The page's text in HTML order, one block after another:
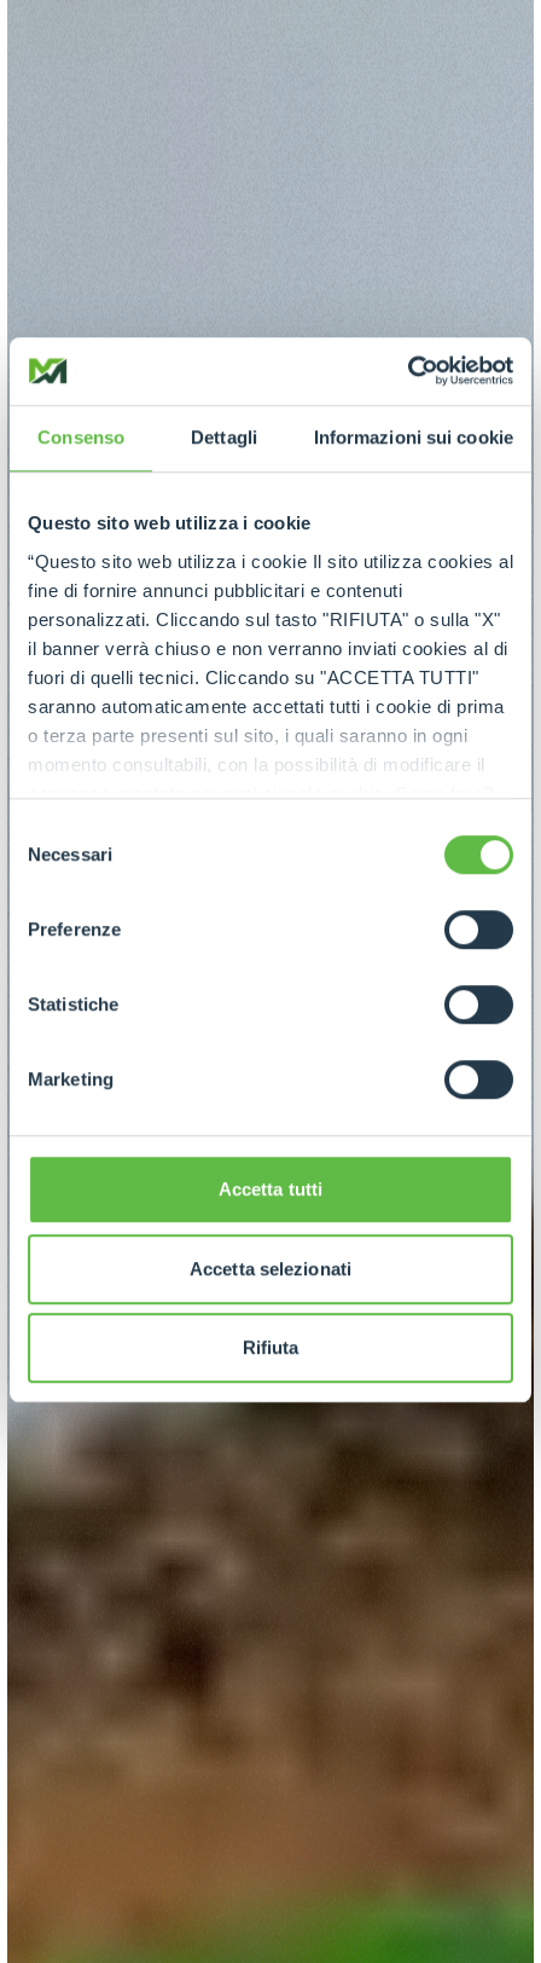
Consenso Dettagli Informazioni sui cookie
Questo sito web utilizza i cookie
“Questo sito web utilizza i cookie Il sito utilizza cookies al
fine di fornire annunci pubblicitari e contenuti
personalizzati. Cliccando sul tasto "RIFIUTA" o sulla "X"
il banner verrà chiuso e non verranno inviati cookies al di
fuori di quelli tecnici. Cliccando su "ACCETTA TUTTI"
saranno automaticamente accettati tutti i cookie di prima
o terza parte presenti sul sito, i quali saranno in ogni
momento consultabili, con la possibilità di modificare il
consenso prestato per ogni singolo cookie. Come fare?
ogni pagina, selezionare "Modifichi il suo consenso" e
dell'informativa completa nel footer presente in ogni
pagina. Per esercitare i diritti riconosciuti all'interessato ai
GDPR abbiamo predisposto una
apposita procedura.
delNecessari
Preferenze
Statistiche
Marketing
Accetta tutti
Accetta selezionati
Rifiuta